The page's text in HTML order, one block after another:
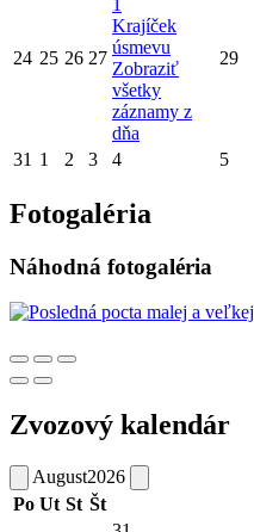
24 25 26 27
Krajíček
úsmevu
Zobraziť
všetky
záznamy z
dňa
29
31 1 2 3 4 5
Fotogaléria
Náhodná fotogaléria
Zvozový kalendár
August2026
Po Ut St Št